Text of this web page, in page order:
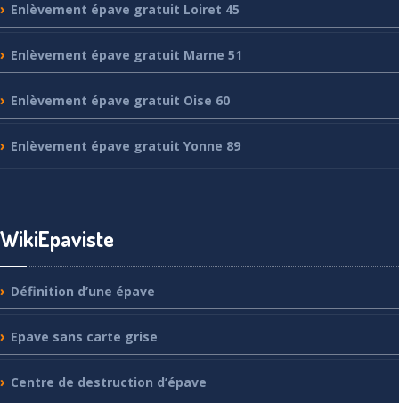
Enlèvement épave gratuit Loiret 45
Enlèvement épave gratuit Marne 51
Enlèvement épave gratuit Oise 60
Enlèvement épave gratuit Yonne 89
WikiEpaviste
Définition d’une épave
Epave sans carte grise
Centre de destruction d’épave